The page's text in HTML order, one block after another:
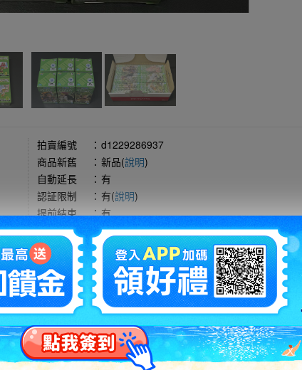
拍賣編號 ： d1229286937
商品新舊
： 新品(說明)
自動延長
： 有
認証限制
： 有(說明)
提前結束
：有
可否退貨
：否
出價競標 得標填寫委託單